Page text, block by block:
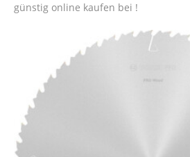
günstig online kaufen bei !